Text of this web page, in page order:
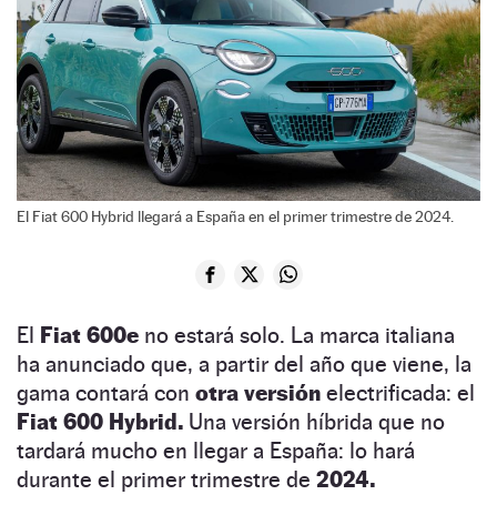
El Fiat 600 Hybrid llegará a España en el primer trimestre de 2024.
El Fiat 600e no estará solo. La marca italiana
ha anunciado que, a partir del año que viene, la
gama contará con otra versión electrificada: el
Fiat 600 Hybrid. Una versión híbrida que no
tardará mucho en llegar a España: lo hará
durante el primer trimestre de 2024.